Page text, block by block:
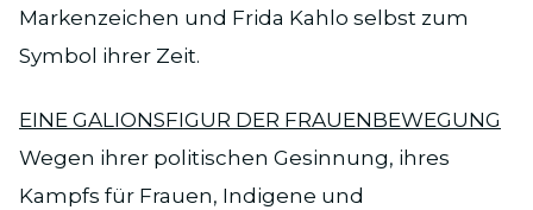
Markenzeichen und Frida Kahlo selbst zum
Symbol ihrer Zeit.
EINE GALIONSFIGUR DER FRAUENBEWEGUNG
Wegen ihrer politischen Gesinnung, ihres
Kampfs für Frauen, Indigene und